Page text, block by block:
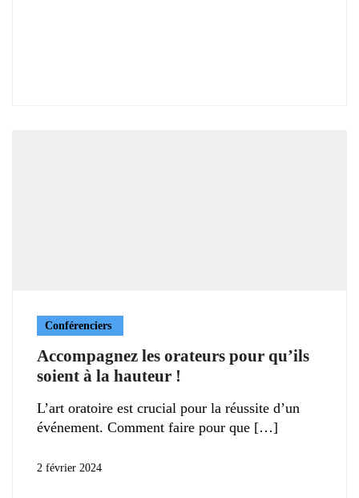
Conférenciers
Accompagnez les orateurs pour qu’ils
soient à la hauteur !
L’art oratoire est crucial pour la réussite d’un
événement. Comment faire pour que
2 février 2024